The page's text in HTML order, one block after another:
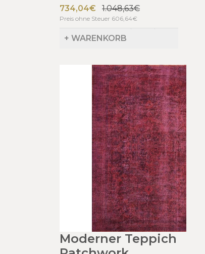
734,04€
1.048,63€
Preis ohne Steuer 606,64€
+ WARENKORB
Moderner Teppich